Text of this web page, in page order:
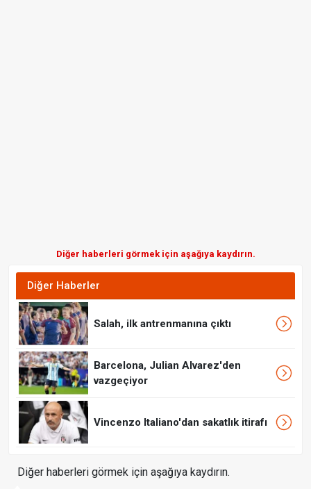
Diğer haberleri görmek için aşağıya kaydırın.
Diğer Haberler
Salah, ilk antrenmanına çıktı
Barcelona, Julian Alvarez'den
vazgeçiyor
Vincenzo Italiano'dan sakatlık itirafı
Diğer haberleri görmek için aşağıya kaydırın.